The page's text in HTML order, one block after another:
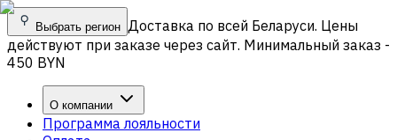
Выбрать регион Доставка по всей Беларуси. Цены
действуют при заказе через сайт. Минимальный заказ -
450 BYN
О компании
Программа лояльности